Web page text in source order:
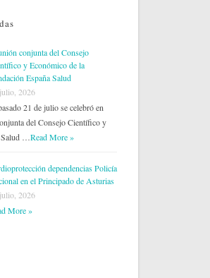
conjunta del Consejo
y Económico de la
España Salud
2026
21 de julio se celebró en
del Consejo Científico y
Salud …Read More »
dependencias Policía
en el Principado de Asturias
2026
More »